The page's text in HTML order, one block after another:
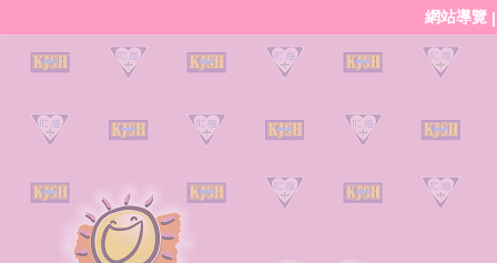
網站導覽